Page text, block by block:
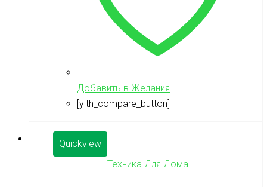
Добавить в Желания
[yith_compare_button]
Quickview
Техника Для Дома